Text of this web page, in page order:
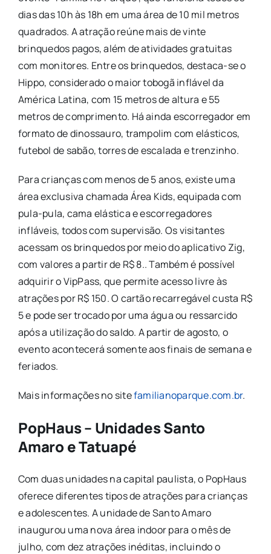
dias das 10h às 18h em uma área de 10 mil metros
quadrados. A atração reúne mais de vinte
brinquedos pagos, além de atividades gratuitas
com monitores. Entre os brinquedos, destaca-se o
Hippo, considerado o maior tobogã inflável da
América Latina, com 15 metros de altura e 55
metros de comprimento. Há ainda escorregador em
formato de dinossauro, trampolim com elásticos,
futebol de sabão, torres de escalada e trenzinho.
Para crianças com menos de 5 anos, existe uma
área exclusiva chamada Área Kids, equipada com
pula-pula, cama elástica e escorregadores
infláveis, todos com supervisão. Os visitantes
acessam os brinquedos por meio do aplicativo Zig,
com valores a partir de R$ 8.. Também é possível
adquirir o VipPass, que permite acesso livre às
atrações por R$ 150. O cartão recarregável custa R$
5 e pode ser trocado por uma água ou ressarcido
após a utilização do saldo. A partir de agosto, o
evento acontecerá somente aos finais de semana e
feriados.
Mais informações no sitefamilianoparque.com.br.
PopHaus – Unidades Santo
Amaro e Tatuapé
Com duas unidades na capital paulista, o PopHaus
oferece diferentes tipos de atrações para crianças
e adolescentes. A unidade de Santo Amaro
inaugurou uma nova área indoor para o mês de
julho, com dez atrações inéditas, incluindo o